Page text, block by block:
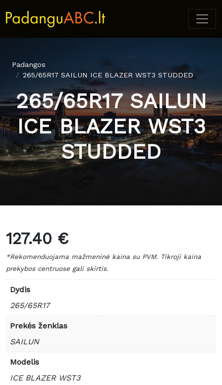
Padangos
265/65R17 SAILUN ICE BLAZER WST3 STUDDED
265/65R17 SAILUN
ICE BLAZER WST3
STUDDED
127.40 €
*Rekomenduojama mažmeninė kaina su PVM. Tikroji kaina
prekybos centruose gali skirtis.
Dydis
265/65R17
Prekės ženklas
SAILUN
Modelis
ICE BLAZER WST3